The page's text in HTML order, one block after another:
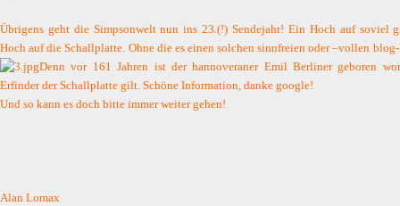
Übrigens geht die Simpsonwelt nun ins 23.(!) Sendejahr! Ein Hoch auf soviel
Hoch auf die Schallplatte. Ohne die es einen solchen sinnfreien oder –vollen
Denn vor 161 Jahren ist der hannoveraner Emil Berliner geboren
Erfinder der Schallplatte gilt. Schöne Information, danke google!
Und so kann es doch bitte immer weiter gehen!
Alan Lomax